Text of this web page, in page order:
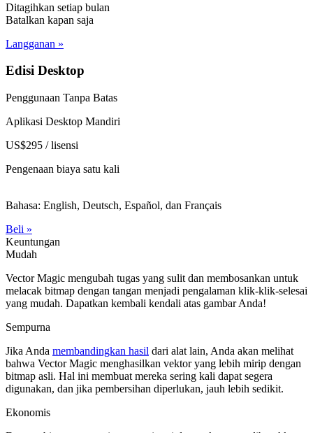
Ditagihkan setiap bulan
Batalkan kapan saja
Langganan »
Edisi Desktop
Penggunaan Tanpa Batas
Aplikasi Desktop Mandiri
US$295 / lisensi
Pengenaan biaya satu kali
Bahasa: English, Deutsch, Español, dan Français
Beli »
Keuntungan
Mudah
Vector Magic mengubah tugas yang sulit dan membosankan untuk
melacak bitmap dengan tangan menjadi pengalaman klik-klik-selesai
yang mudah. Dapatkan kembali kendali atas gambar Anda!
Sempurna
Jika Anda membandingkan hasil dari alat lain, Anda akan melihat
bahwa Vector Magic menghasilkan vektor yang lebih mirip dengan
bitmap asli. Hal ini membuat mereka sering kali dapat segera
digunakan, dan jika pembersihan diperlukan, jauh lebih sedikit.
Ekonomis